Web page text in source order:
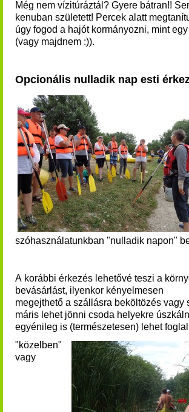
Még nem vízitúráztál? Gyere bátran!!
kenuban született! Percek alatt
úgy fogod a hajót kormányozni, mint
(vagy majdnem :)).
Opcionális nulladik nap esti
szóhasználatunkban "nulladik napon"
A korábbi érkezés lehetővé teszi a
bevásárlást, ilyenkor kényelmesen
megejthető a szállásra beköltözés vagy
máris lehet jönni csoda helyekre
egyénileg is (természetesen) lehet
"közelben"
vagy